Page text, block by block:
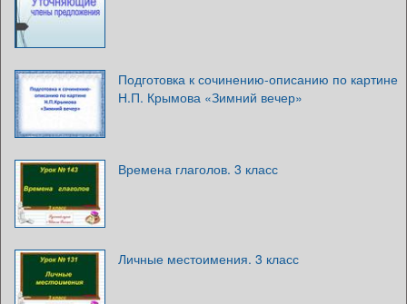
Подготовка к сочинению-описанию по картине
Н.П. Крымова «Зимний вечер»
Времена глаголов. 3 класс
Личные местоимения. 3 класс